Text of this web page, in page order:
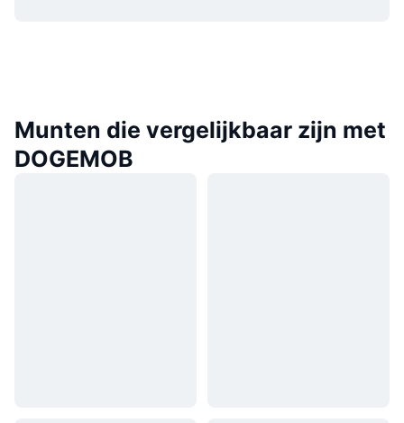
Munten die vergelijkbaar zijn met
DOGEMOB